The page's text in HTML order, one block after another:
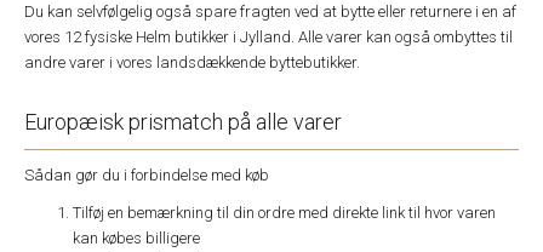
Du kan selvfølgelig også spare fragten ved at bytte eller returnere i en af
vores 12 fysiske Helm butikker i Jylland. Alle varer kan også ombyttes til
andre varer i vores landsdækkende byttebutikker.
Europæisk prismatch på alle varer
Sådan gør du i forbindelse med køb
Tilføj en bemærkning til din ordre med direkte link til hvor varen
kan købes billigere